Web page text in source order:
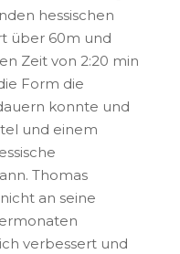
hessischen
über 60m und
Zeit von 2:20 min
Form die
konnte und
und einem
Thomas
an seine
verbessert und